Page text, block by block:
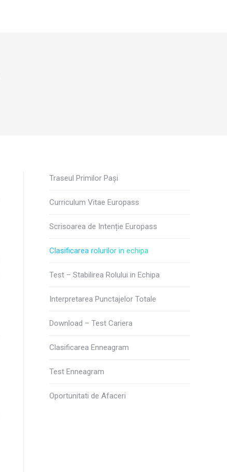
Traseul Primilor Pași
Curriculum Vitae Europass
Scrisoarea de Intenție Europass
Clasificarea rolurilor in echipa
Test – Stabilirea Rolului in Echipa
Interpretarea Punctajelor Totale
Download – Test Cariera
Clasificarea Enneagram
Test Enneagram
Oportunitati de Afaceri